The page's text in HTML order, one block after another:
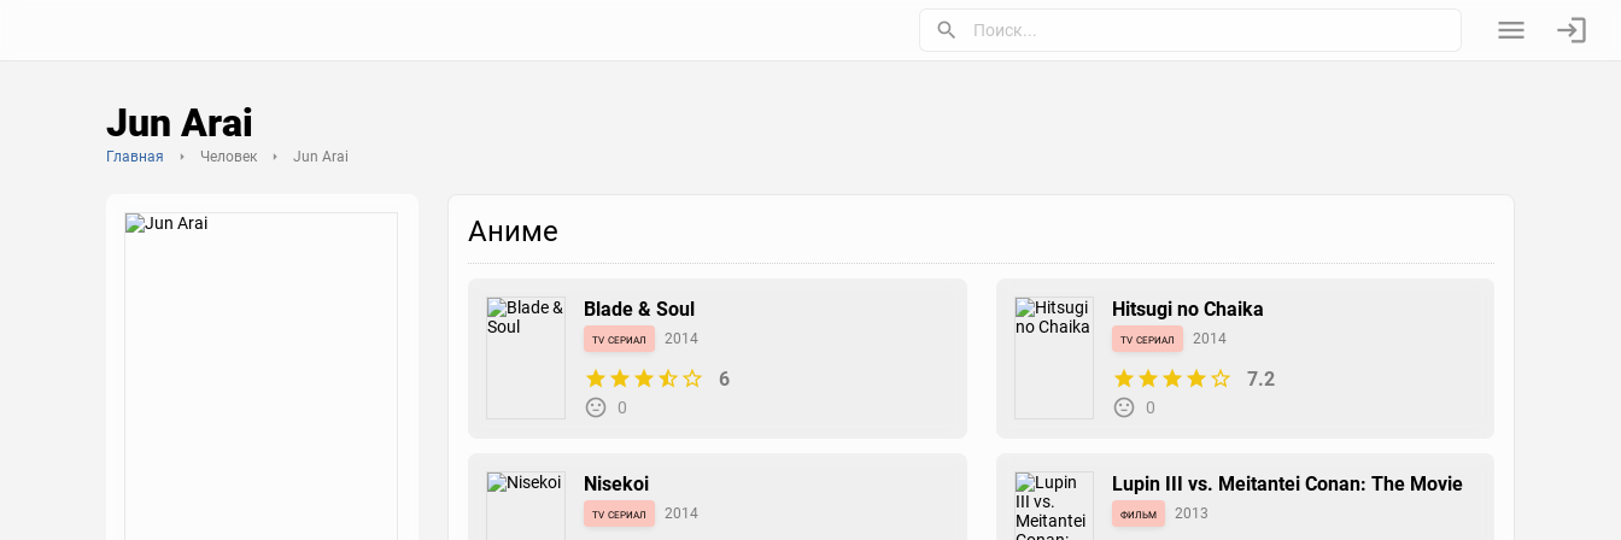
Jun Arai
Главная Человек Jun Arai
Аниме
Blade & Soul
tv сериал 2014
6
0
Hitsugi no Chaika
tv сериал 2014
7.2
0
Nisekoi
tv сериал 2014
Lupin III vs. Meitantei Conan: The Movie
фильм 2013